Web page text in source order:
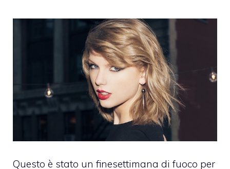
Questo è stato un finesettimana di fuoco per